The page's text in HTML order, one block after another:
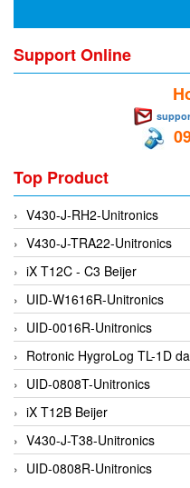
Cygnus
Cypet Vietnam
Danfoss
Datalogic Vietnam
Datexel
Debron VietNam
DEIF
Delmhorst VietNam
DELTA
Delta Ohm
Delta sensor
Delta-mobrey
DEMA Engineering/ Foam-
DESAX
Support Online
Top Product
V430-J-RH2-Unitronics
V430-J-TRA22-Unitronics
iX T12C - C3 Beijer
UID-W1616R-Unitronics
UID-0016R-Unitronics
Rotronic HygroLog TL-1D
UID-0808T-Unitronics
iX T12B Beijer
V430-J-T38-Unitronics
UID-0808R-Unitronics